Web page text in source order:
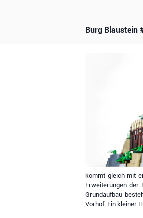
Burg Blaustein
kommt gleich mit
Erweiterungen der
Grundaufbau
Vorhof. Ein kleiner